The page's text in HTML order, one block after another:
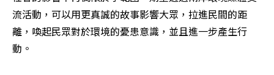
流活動，可以用更真誠的故事影響大眾，拉進民間的距
離，喚起民眾對於環境的憂患意識，並且進一步產生行
動。